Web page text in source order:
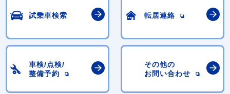
試乗車検索 転居連絡
車検/点検/
整備予約
その他の
お問い合わせ